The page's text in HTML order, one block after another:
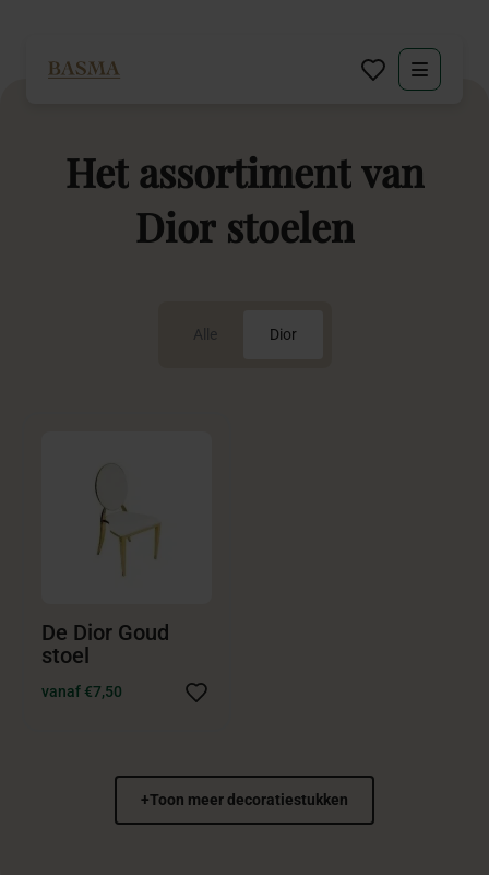
Zakelijk
Decoratie huren
Het assortimentvan
Dior stoelen
Alle Dior
De Dior Goud
stoel
vanaf €7,50
+Toon meer decoratiestukken